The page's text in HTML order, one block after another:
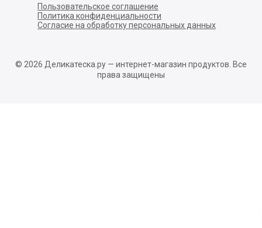
Пользовательское соглашение
Политика конфиденциальности
Согласие на обработку персональных данных
© 2026 Деликатеска.ру — интернет-магазин продуктов. Все
права защищены